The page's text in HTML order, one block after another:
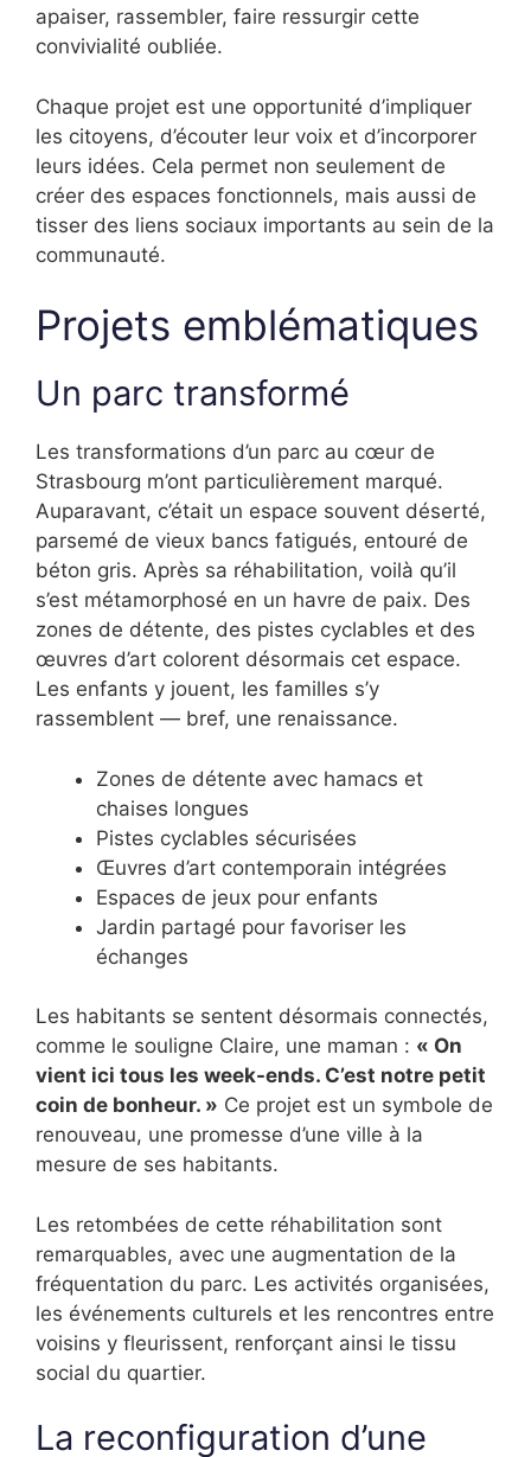
apaiser, rassembler, faire ressurgir cette
convivialité oubliée.
Chaque projet est une opportunité d’impliquer
les citoyens, d’écouter leur voix et d’incorporer
leurs idées. Cela permet non seulement de
créer des espaces fonctionnels, mais aussi de
tisser des liens sociaux importants au sein de la
communauté.
Projets emblématiques
Un parc transformé
Les transformations d’un parc au cœur de
Strasbourg m’ont particulièrement marqué.
Auparavant, c’était un espace souvent déserté,
parsemé de vieux bancs fatigués, entouré de
béton gris. Après sa réhabilitation, voilà qu’il
s’est métamorphosé en un havre de paix. Des
zones de détente, des pistes cyclables et des
œuvres d’art colorent désormais cet espace.
Les enfants y jouent, les familles s’y
rassemblent — bref, une renaissance.
Zones de détente avec hamacs et
chaises longues
Pistes cyclables sécurisées
Œuvres d’art contemporain intégrées
Espaces de jeux pour enfants
Jardin partagé pour favoriser les
échanges
Les habitants se sentent désormais connectés,
comme le souligne Claire, une maman : « On
vient ici tous les week-ends. C’est notre petit
coin de bonheur. » Ce projet est un symbole de
renouveau, une promesse d’une ville à la
mesure de ses habitants.
Les retombées de cette réhabilitation sont
remarquables, avec une augmentation de la
fréquentation du parc. Les activités organisées,
les événements culturels et les rencontres entre
voisins y fleurissent, renforçant ainsi le tissu
social du quartier.
La reconfiguration d’une